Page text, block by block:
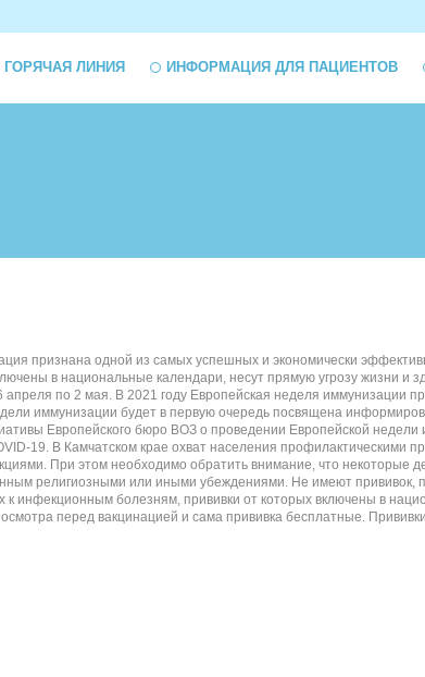
ГОРЯЧАЯ ЛИНИЯ ИНФОРМАЦИЯ ДЛЯ ПАЦИЕНТОВ
признана одной из самых успешных и экономически
в национальные календари, несут прямую угрозу
по 2 мая. В 2021 году Европейская неделя иммунизации
иммунизации будет в первую очередь посвящена
Европейского бюро ВОЗ о проведении Европейской
19. В Камчатском крае охват населения профилактическими
При этом необходимо обратить внимание, что некоторые
религиозными или иными убеждениями. Не имеют
инфекционным болезням, прививки от которых включены в
перед вакцинацией и сама прививка бесплатные.